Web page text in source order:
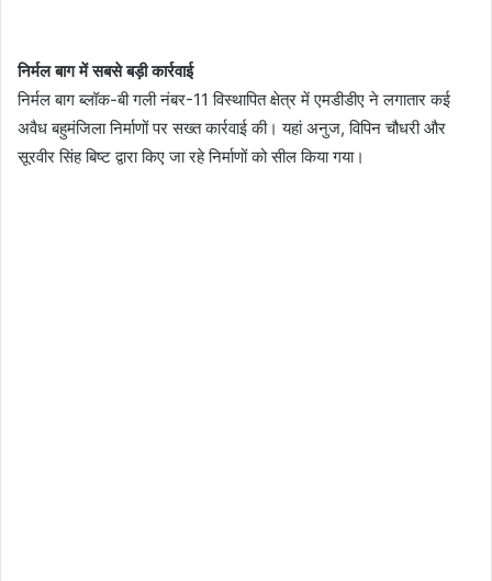
निर्मल बाग में सबसे बड़ी कार्रवाई
निर्मल बाग ब्लॉक-बी गली नंबर-11 विस्थापित क्षेत्र में एमडीडीए ने लगातार कई
अवैध बहुमंजिला निर्माणों पर सख्त कार्रवाई की। यहां अनुज, विपिन चौधरी और
सूरवीर सिंह बिष्ट द्वारा किए जा रहे निर्माणों को सील किया गया।